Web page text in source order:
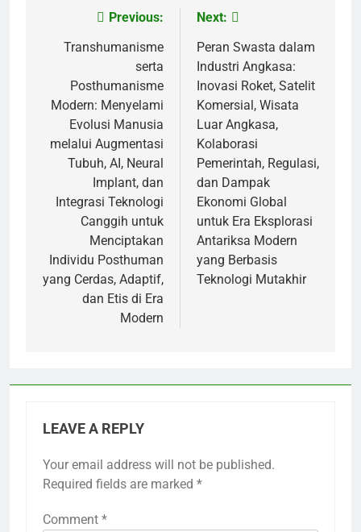
navigation
Previous:
Transhumanisme
serta
Posthumanisme
Modern: Menyelami
Evolusi Manusia
melalui Augmentasi
Tubuh, AI, Neural
Implant, dan
Integrasi Teknologi
Canggih untuk
Menciptakan
Individu Posthuman
yang Cerdas, Adaptif,
dan Etis di Era
Modern
Next:
Peran Swasta dalam
Industri Angkasa:
Inovasi Roket, Satelit
Komersial, Wisata
Luar Angkasa,
Kolaborasi
Pemerintah, Regulasi,
dan Dampak
Ekonomi Global
untuk Era Eksplorasi
Antariksa Modern
yang Berbasis
Teknologi Mutakhir
LEAVE A REPLY
Your email address will not be published.
Required fields are marked *
Comment *